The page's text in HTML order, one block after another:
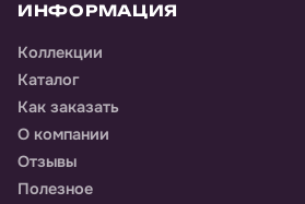
ИНФОРМАЦИЯ
Коллекции
Каталог
Как заказать
О компании
Отзывы
Полезное